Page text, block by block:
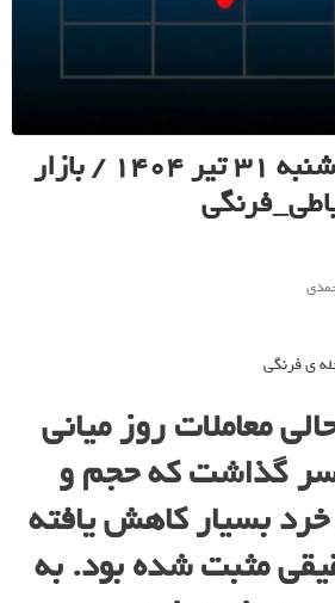
تحلیل امروز سه شنبه ۳۱ تیر ۱۴۰۴ / بازار
ی فرنگی
معاملات روز میانی
گذاشت که حجم و
بسیار کاهش یافته
مثبت شده بود. به